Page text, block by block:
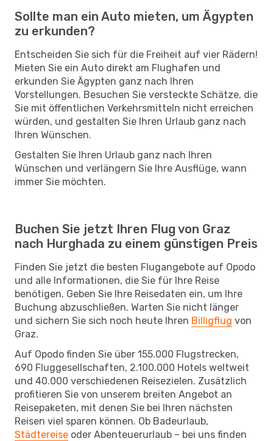
Sollte man ein Auto mieten, um Ägypten
zu erkunden?
Entscheiden Sie sich für die Freiheit auf vier Rädern!
Mieten Sie ein Auto direkt am Flughafen und
erkunden Sie Ägypten ganz nach Ihren
Vorstellungen. Besuchen Sie versteckte Schätze, die
Sie mit öffentlichen Verkehrsmitteln nicht erreichen
würden, und gestalten Sie Ihren Urlaub ganz nach
Ihren Wünschen.
Gestalten Sie Ihren Urlaub ganz nach Ihren
Wünschen und verlängern Sie Ihre Ausflüge, wann
immer Sie möchten.
Buchen Sie jetzt Ihren Flug von Graz
nach Hurghada zu einem günstigen Preis
Finden Sie jetzt die besten Flugangebote auf Opodo
und alle Informationen, die Sie für Ihre Reise
benötigen. Geben Sie Ihre Reisedaten ein, um Ihre
Buchung abzuschließen. Warten Sie nicht länger
und sichern Sie sich noch heute Ihren Billigflug von
Graz.
Auf Opodo finden Sie über 155.000 Flugstrecken,
690 Fluggesellschaften, 2.100.000 Hotels weltweit
und 40.000 verschiedenen Reisezielen. Zusätzlich
profitieren Sie von unserem breiten Angebot an
Reisepaketen, mit denen Sie bei Ihren nächsten
Reisen viel sparen können. Ob Badeurlaub,
Städtereise oder Abenteuerurlaub – bei uns finden